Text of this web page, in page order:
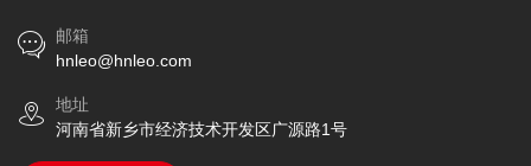
邮箱
hnleo@hnleo.com
地址
河南省新乡市经济技术开发区广源路1号